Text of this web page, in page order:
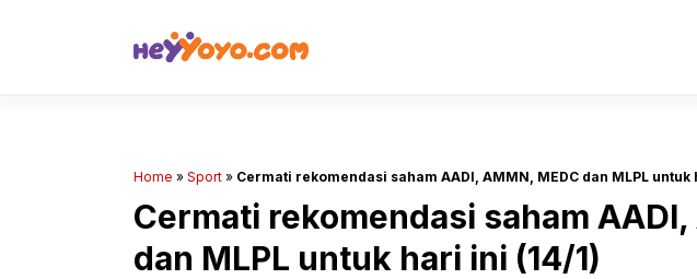
Home » Sport » Cermati rekomendasi saham AADI, AMMN, MEDC dan MLPL untuk
Cermati rekomendasi saham AADI,
dan MLPL untuk hari ini (14/1)